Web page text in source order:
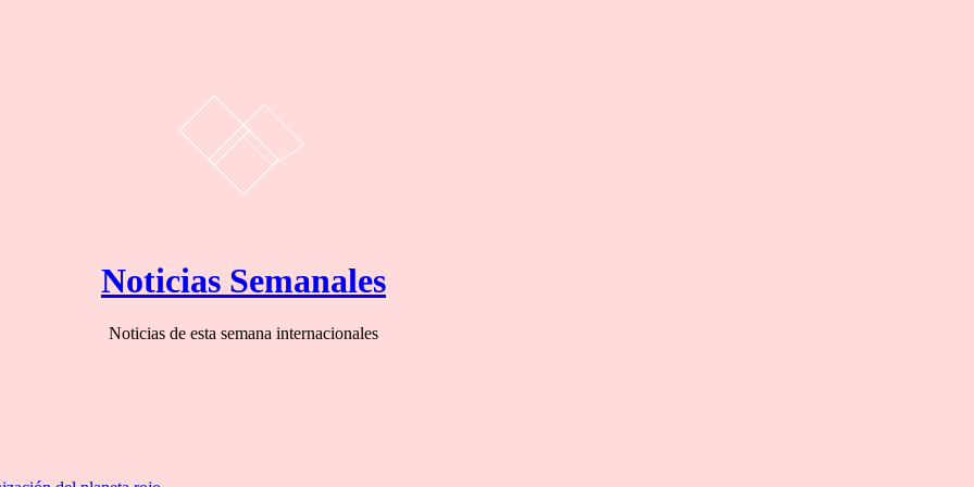
Noticias Semanales
Noticias de esta semana internacionales